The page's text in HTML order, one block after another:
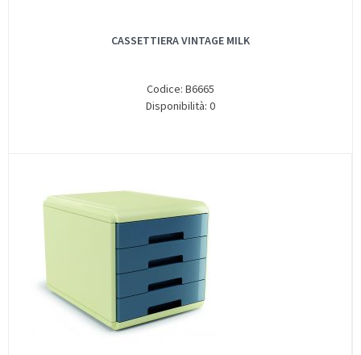
CASSETTIERA VINTAGE MILK
Codice: B6665
Disponibilità: 0